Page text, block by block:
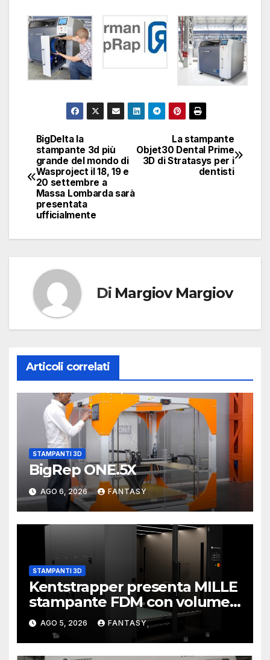
Navigazione
articoli
La stampante
Objet30 Dental Prime
3D di Stratasys per i
dentisti
BigDelta la
stampante 3d più
grande del mondo di
Wasproject il 18, 19 e
20 settembre a
Massa Lombarda sarà
presentata
ufficialmente
Di Margiov Margiov
Articoli correlati
STAMPANTI 3D
BigRep ONE.5X
AGO 6, 2026 FANTASY
STAMPANTI 3D
Kentstrapper presenta MILLE
stampante FDM con volume
di stampa da un metro cubo
AGO 5, 2026 FANTASY